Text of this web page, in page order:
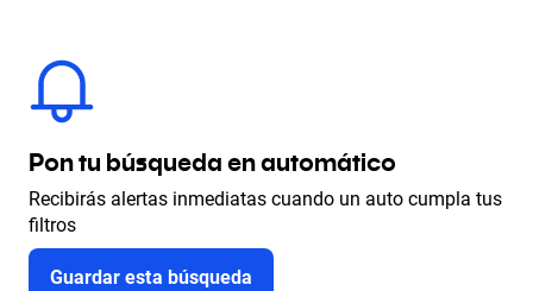
Pon tu búsqueda en automático
Recibirás alertas inmediatas cuando un auto cumpla tus
filtros
Guardar esta búsqueda